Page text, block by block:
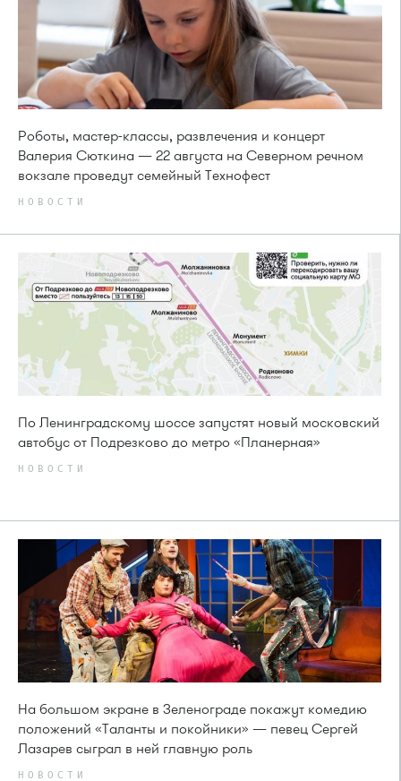
Роботы, мастер-классы, развлечения и концерт
Валерия Сюткина — 22 августа на Северном речном
вокзале проведут семейный Технофест
НОВОСТИ
По Ленинградскому шоссе запустят новый московский
автобус от Подрезково до метро «Планерная»
НОВОСТИ
На большом экране в Зеленограде покажут комедию
положений «Таланты и покойники» — певец Сергей
Лазарев сыграл в ней главную роль
НОВОСТИ